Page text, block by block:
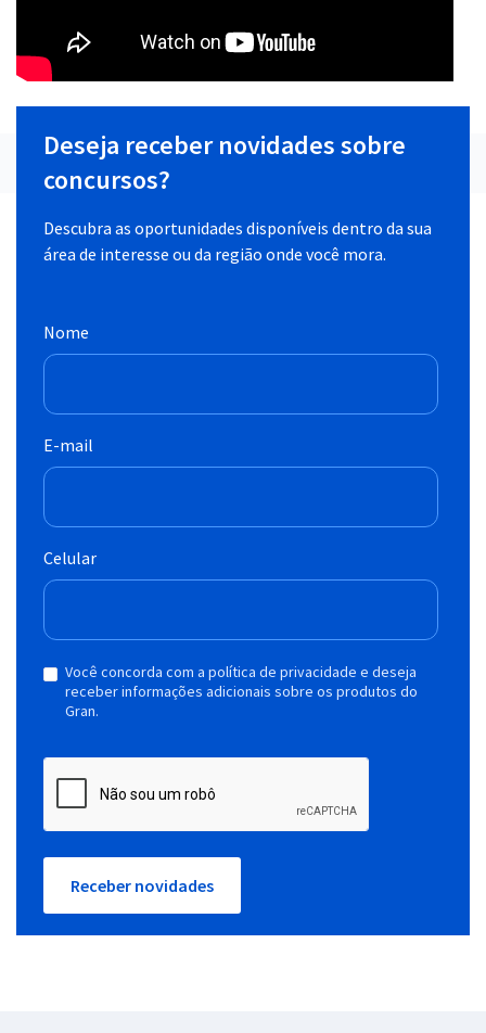
Deseja receber novidades sobre
concursos?
Descubra as oportunidades disponíveis dentro da sua
área de interesse ou da região onde você mora.
Nome
E-mail
Celular
Você concorda com a política de privacidade e deseja
receber informações adicionais sobre os produtos do
Gran.
Receber novidades